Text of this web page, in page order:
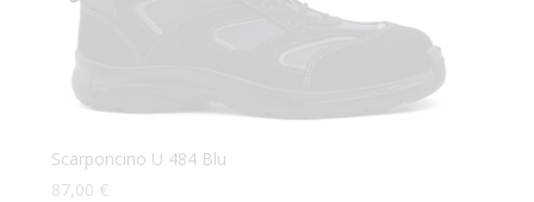
Scarponcino U 484 Blu
87,00 €